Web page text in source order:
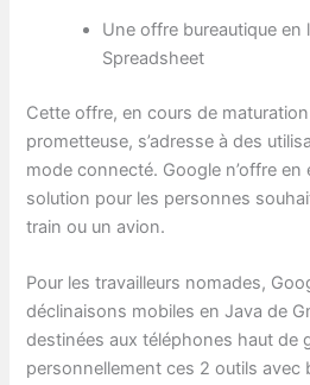
Une offre bureautique en
Spreadsheet
Cette offre, en cours de
prometteuse, s’adresse à des
mode connecté. Google n’offre en
solution pour les personnes
train ou un avion.
Pour les travailleurs nomades,
déclinaisons mobiles en Java de
destinées aux téléphones haut de
personnellement ces 2 outils avec